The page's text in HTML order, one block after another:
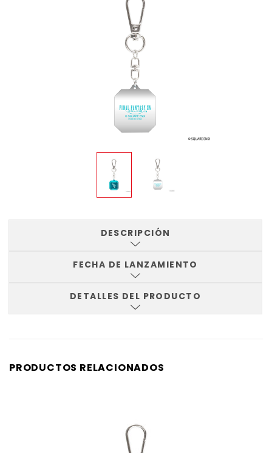
DESCRIPCIÓN
FECHA DE LANZAMIENTO
DETALLES DEL PRODUCTO
PRODUCTOS RELACIONADOS